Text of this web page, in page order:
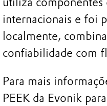
internacionais e foi
localmente,
confiabilidade com
Para mais
PEEK da Evonik